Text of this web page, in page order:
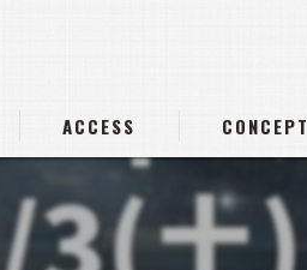
ACCESS CONCEPT